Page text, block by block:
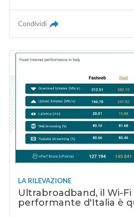
Condividi
LA RILEVAZIONE
Ultrabroadband, il Wi-Fi
performante d'Italia è